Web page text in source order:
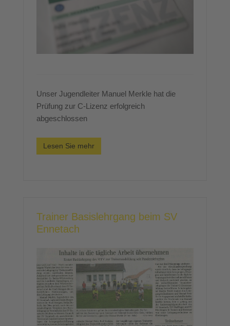
Unser Jugendleiter Manuel Merkle hat die
Prüfung zur C-Lizenz erfolgreich
abgeschlossen
Lesen Sie mehr
Trainer Basislehrgang beim SV
Ennetach